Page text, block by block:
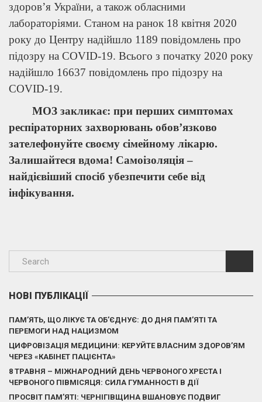
здоров’я України, а також обласними
лабораторіями. Станом на ранок 18 квітня 2020
року до Центру надійшло 1189 повідомлень про
підозру на COVID-19. Всього з початку 2020 року
надійшло 16637 повідомлень про підозру на
COVID-19.
МОЗ закликає: при перших симптомах
респіраторних захворювань обов’язково
зателефонуйте своєму сімейному лікарю.
Залишайтеся вдома! Самоізоляція –
найдієвіший спосіб убезпечити себе від
інфікування.
НОВІ ПУБЛІКАЦІЇ
ПАМ’ЯТЬ, ЩО ЛІКУЄ ТА ОБ’ЄДНУЄ: ДО ДНЯ ПАМ’ЯТІ ТА
ПЕРЕМОГИ НАД НАЦИЗМОМ
ЦИФРОВІЗАЦІЯ МЕДИЦИНИ: КЕРУЙТЕ ВЛАСНИМ ЗДОРОВ’ЯМ
ЧЕРЕЗ «КАБІНЕТ ПАЦІЄНТА»
8 ТРАВНЯ – МІЖНАРОДНИЙ ДЕНЬ ЧЕРВОНОГО ХРЕСТА І
ЧЕРВОНОГО ПІВМІСЯЦЯ: СИЛА ГУМАННОСТІ В ДІЇ
ПРОСВІТ ПАМ’ЯТІ: ЧЕРНІГІВЩИНА ВШАНОВУЄ ПОДВИГ